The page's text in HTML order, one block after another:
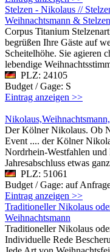
Stelzen - Nikolaus //
Weihnachtsmann &
Corpus Titanium
begrüßen Ihre Gäste auf
Scheitelhöhe. Sie agieren
lebendige
PLZ: 24105
Budget / Gage: S
Eintrag anzeigen >>
Der Kölner Nikolaus. Ob
Event .... der Kölner
Nordrhein-Westfahlen und
Jahresabschluss etwas
PLZ: 51061
Budget / Gage: auf
Eintrag anzeigen >>
Traditioneller Nikolaus
Weihnachtsmann
Traditioneller Nikolaus
Individuelle Rede